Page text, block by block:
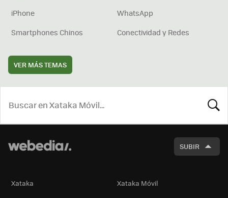
iPhone
WhatsApp
Smartphones Chinos
Conectividad y Redes
VER MÁS TEMAS
SUBIR
Xataka
Xataka Móvil